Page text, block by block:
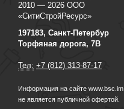
2010 — 2026 ООО
«СитиСтройРесурс»
197183, Санкт-Петербур
Торфяная дорога, 7В
Тел: +7 (812) 313-87-17
Информация на сайте www.bsc.im
не является публичной офертой.